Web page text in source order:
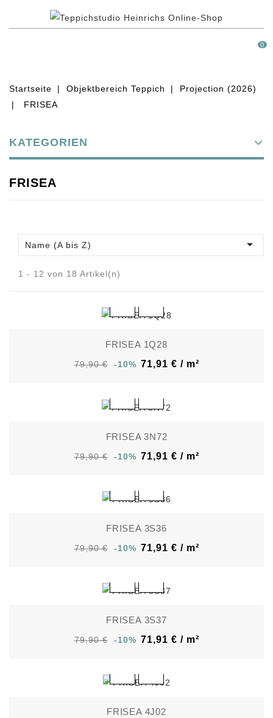
0
Startseite Objektbereich Teppich
Projection (2026)
FRISEA
KATEGORIEN
FRISEA
Name (A bis Z) 
1 - 12 von 18 Artikel(n)
FRISEA 1Q28
79,90 € -10% 71,91 € / m²
FRISEA 3N72
79,90 € -10% 71,91 € / m²
FRISEA 3S36
79,90 € -10% 71,91 € / m²
FRISEA 3S37
79,90 € -10% 71,91 € / m²
FRISEA 4J02